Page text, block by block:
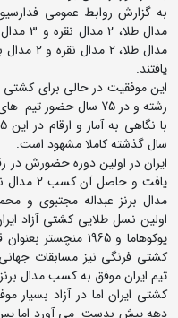
مدال
یافتند.
این موفقیت در حالی برای کشتی
رشته و در 75 سال حضور تیم های ایران در رقابت های جهانی بدست آمد.
سال گذشته کاملا مشهود است.
ایران در اولین دوره حضورش در
مدال برنز عبداله مجتبوی و
یوکوهاما و 1965
تیم ایران موفق به کسب مدال
کشتی ایران اما در آزاد بسیار